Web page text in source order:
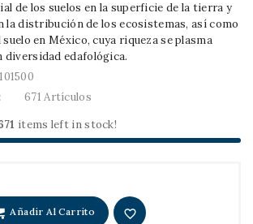
de los suelos en la superficie de la tierra y
la distribución de los ecosistemas, así como
en México, cuya riqueza se plasma
diversidad edafológica.
671 Artículos
items left in stock!
Añadir Al Carrito favorite_border